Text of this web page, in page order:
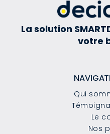
La solution
votre
Qui
Le
Nos